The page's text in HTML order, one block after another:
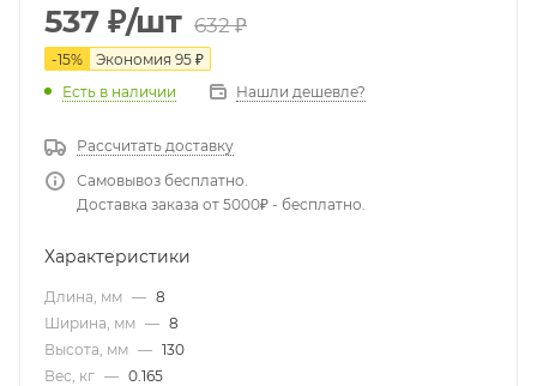
537 ₽/шт 632₽
-15% Экономия 95 ₽
Есть в наличии
Нашли дешевле?
Рассчитать доставку
Самовывоз бесплатно.
Доставка заказа от 5000₽ - бесплатно.
Характеристики
Длина, мм — 8
Ширина, мм — 8
Высота, мм — 130
Вес, кг — 0.165